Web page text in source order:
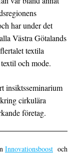
har under det
Västra Götalands
textila
och mode.
insiktsseminarium
cirkulära
företag.
Innovationsboost och